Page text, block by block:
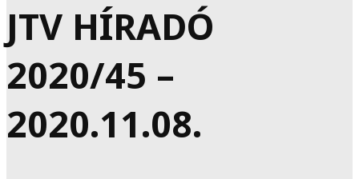
JTV HÍRADÓ
2020/45 –
2020.11.08.